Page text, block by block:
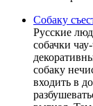
Собаку
Русские
собачки
собаку
входить в